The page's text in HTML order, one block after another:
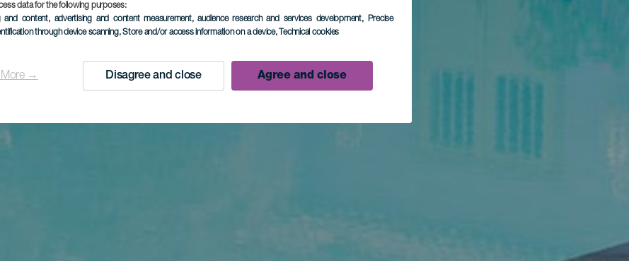
data for the following purposes:
and content, advertising and content measurement, audience research and services development, Precise
through device scanning, Store and/or access information on a device, Technical cookies
More → Disagree and close Agree and close